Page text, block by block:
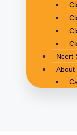
Ncert
About